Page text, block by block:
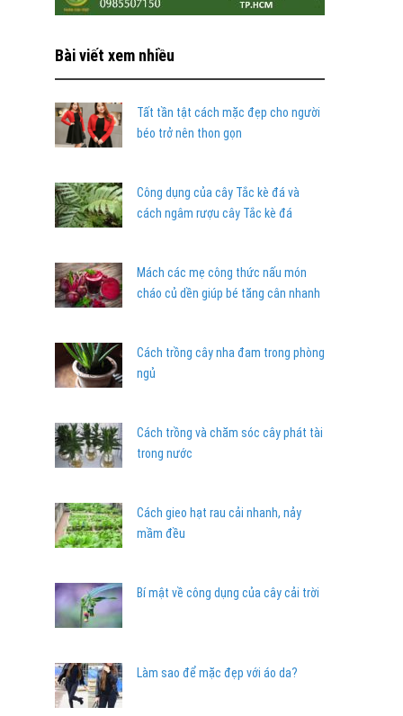
Bài viết xem nhiều
Tất tần tật cách mặc đẹp cho người
béo trở nên thon gọn
Công dụng của cây Tắc kè đá và
cách ngâm rượu cây Tắc kè đá
Mách các mẹ công thức nấu món
cháo củ dền giúp bé tăng cân nhanh
Cách trồng cây nha đam trong phòng
ngủ
Cách trồng và chăm sóc cây phát tài
trong nước
Cách gieo hạt rau cải nhanh, nảy
mầm đều
Bí mật về công dụng của cây cải trời
Làm sao để mặc đẹp với áo da?